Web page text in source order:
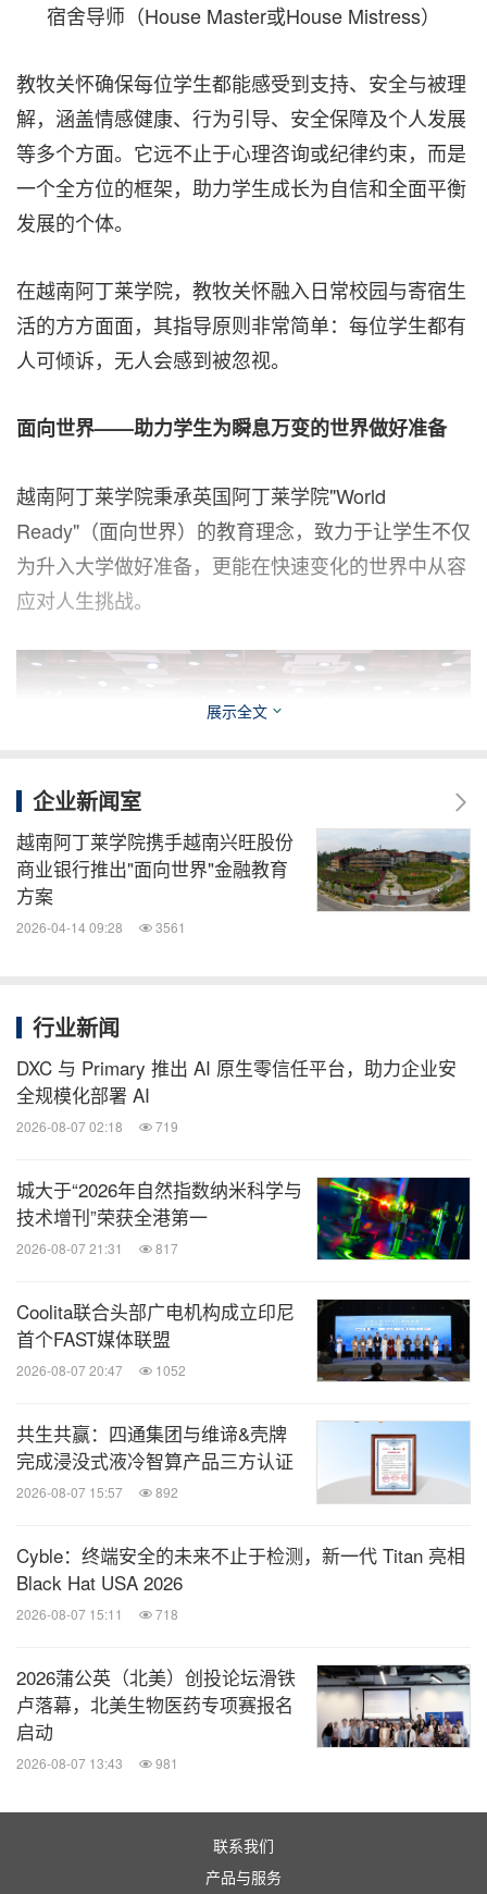
宿舍导师（House Master或House Mistress）
教牧关怀确保每位学生都能感受到支持、安全与被理
解，涵盖情感健康、行为引导、安全保障及个人发展
等多个方面。它远不止于心理咨询或纪律约束，而是
一个全方位的框架，助力学生成长为自信和全面平衡
发展的个体。
在越南阿丁莱学院，教牧关怀融入日常校园与寄宿生
活的方方面面，其指导原则非常简单：每位学生都有
人可倾诉，无人会感到被忽视。
面向世界——助力学生为瞬息万变的世界做好准备
越南阿丁莱学院秉承英国阿丁莱学院"World
Ready"（面向世界）的教育理念，致力于让学生不仅
为升入大学做好准备，更能在快速变化的世界中从容
应对人生挑战。
难忘瞬间。每一位学生都将在个性化的成长旅程中获
向而精心塑造。
目以及职业探索活动，旨在激发好奇心与学习动力。
该计划还注重培养创业精神、创新能力及现实世界经
验，助力学生提升适应力、批判性思维和沟通技能。
学校鼓励学生通过参与社区活动、接触多元视角，成
长为具有社会责任感的全球公民，同时保持对本土身
长期愿景
宿学校，吸引来自越南、中国以及东南亚和东亚其他
国家的学生。
该校的正式成立不仅标志着一所新学校的诞生，更是
越南融入全球教育版图上面富有意义的一步。
媒体联系人
maianh.nguyen@kninvests.com
展示全文
企业新闻室
越南阿丁莱学院携手越南兴旺股份
商业银行推出"面向世界"金融教育
方案
2026-04-14 09:28 3561
行业新闻
DXC 与 Primary 推出 AI 原生零信任平台，助力企业安
全规模化部署 AI
2026-08-07 02:18 719
城大于“2026年自然指数纳米科学与
技术增刊”荣获全港第一
2026-08-07 21:31 817
Coolita联合头部广电机构成立印尼
首个FAST媒体联盟
2026-08-07 20:47 1052
共生共赢：四通集团与维谛&壳牌
完成浸没式液冷智算产品三方认证
2026-08-07 15:57 892
Cyble：终端安全的未来不止于检测，新一代 Titan 亮相
Black Hat USA 2026
2026-08-07 15:11 718
2026蒲公英（北美）创投论坛滑铁
卢落幕，北美生物医药专项赛报名
启动
2026-08-07 13:43 981
联系我们
产品与服务